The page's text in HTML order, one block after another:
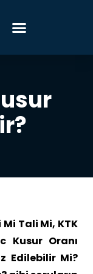
Tali Mi, KTK
Kusur Oranı
Edilebilir Mi?